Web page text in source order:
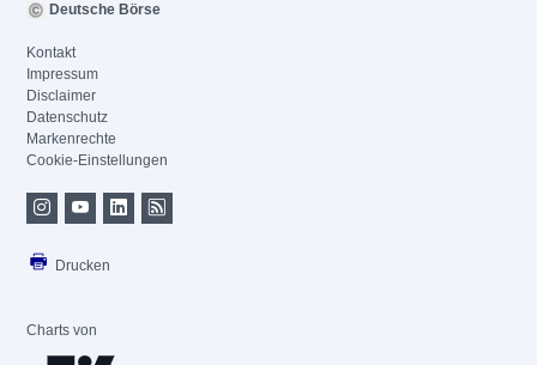
Deutsche Börse
Kontakt
Impressum
Disclaimer
Datenschutz
Markenrechte
Cookie-Einstellungen
Drucken
Charts von